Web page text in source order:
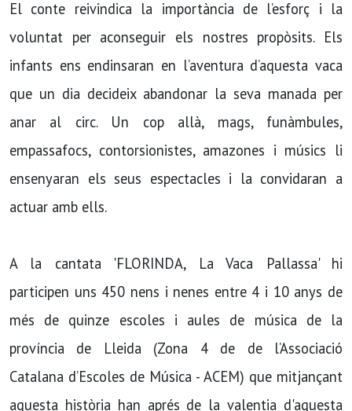
El conte reivindica la importància de l’esforç i la
voluntat per aconseguir els nostres propòsits. Els
infants ens endinsaran en l’aventura d’aquesta vaca
que un dia decideix abandonar la seva manada per
anar al circ. Un cop allà, mags, funàmbules,
empassafocs, contorsionistes, amazones i músics li
ensenyaran els seus espectacles i la convidaran a
actuar amb ells.
A la cantata 'FLORINDA, La Vaca Pallassa' hi
participen uns 450 nens i nenes entre 4 i 10 anys de
més de quinze escoles i aules de música de la
província de Lleida (Zona 4 de de l’Associació
Catalana d’Escoles de Música - ACEM) que mitjançant
aquesta història han aprés de la valentia d'aquesta